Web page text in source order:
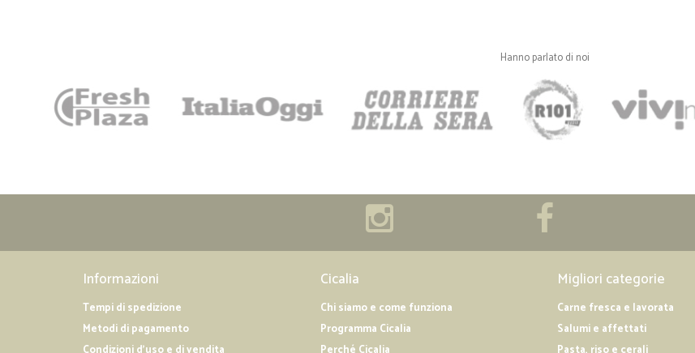
Hanno parlato di noi
Informazioni
Tempi di spedizione
Metodi di pagamento
Cicalia
Chi siamo e come funziona
Programma Cicalia
Migliori categorie
Carne fresca e lavorata
Salumi e affettati